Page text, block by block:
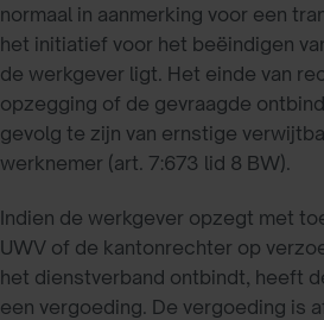
normaal in aanmerking voor een
het initiatief voor het beëindigen
de werkgever ligt. Het einde van
opzegging of de gevraagde
gevolg te zijn van ernstige
werknemer (art. 7:673 lid 8 BW).
Indien de werkgever opzegt met
UWV of de kantonrechter op
het dienstverband ontbindt, heeft
een vergoeding. De vergoeding is